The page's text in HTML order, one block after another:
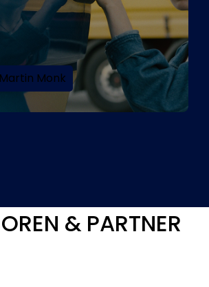
Monk
& PARTNER